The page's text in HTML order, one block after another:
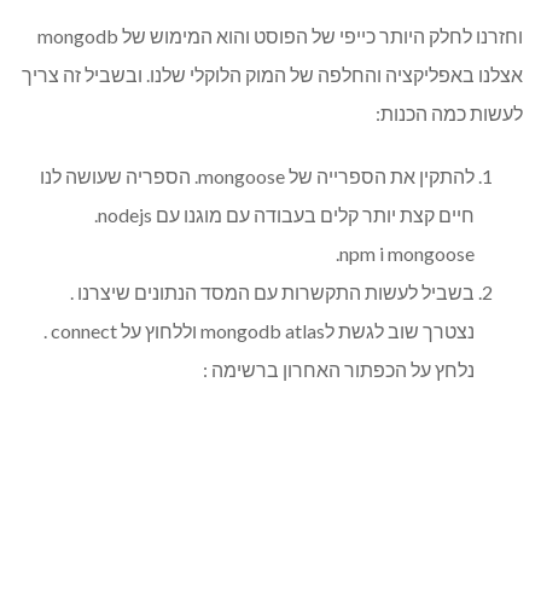
וחזרנו לחלק היותר כייפי של הפוסט והוא המימוש של mongodb
אצלנו באפליקציה והחלפה של המוק הלוקלי שלנו. ובשביל זה צריך
לעשות כמה הכנות:
להתקין את הספרייה של mongoose. הספריה שעושה לנו
חיים קצת יותר קלים בעבודה עם מוגנו עם nodejs.
npm i mongoose.
בשביל לעשות התקשרות עם המסד הנתונים שיצרנו .
נצטרך שוב לגשת לmongodb atlas וללחוץ על connect .
נלחץ על הכפתור האחרון ברשימה :